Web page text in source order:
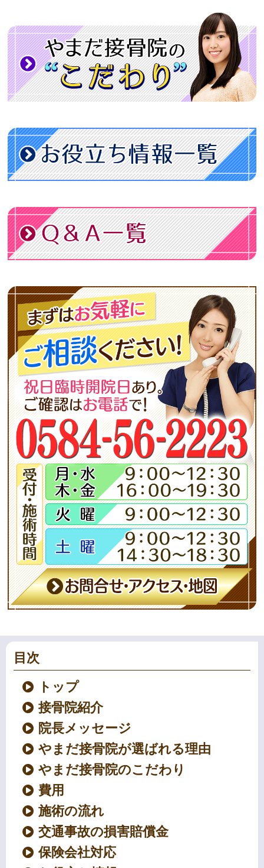
目次
トップ
接骨院紹介
院長メッセージ
やまだ接骨院が選ばれる理由
やまだ接骨院のこだわり
費用
施術の流れ
交通事故の損害賠償金
保険会社対応